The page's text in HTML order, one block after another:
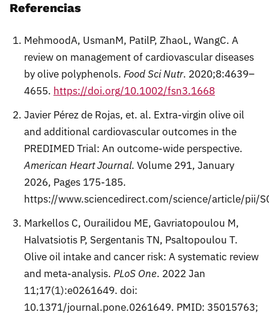
Referencias
MehmoodA, UsmanM, PatilP, ZhaoL, WangC. A
review on management of cardiovascular diseases
by olive polyphenols. Food Sci Nutr. 2020;8:4639–
4655. https://doi.org/10.1002/fsn3.1668
Javier Pérez de Rojas, et. al. Extra-virgin olive oil
and additional cardiovascular outcomes in the
PREDIMED Trial: An outcome-wide perspective.
American Heart Journal. Volume 291, January
2026, Pages 175-185.
https://www.sciencedirect.com/science/article/pii/
Markellos C, Ourailidou ME, Gavriatopoulou M,
Halvatsiotis P, Sergentanis TN, Psaltopoulou T.
Olive oil intake and cancer risk: A systematic review
and meta-analysis. PLoS One. 2022 Jan
11;17(1):e0261649. doi:
10.1371/journal.pone.0261649. PMID: 35015763;